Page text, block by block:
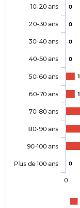
0
0
0
0
1
1
0
10-20 ans
20-30 ans
30-40 ans
40-50 ans
50-60 ans
60-70 ans
70-80 ans
80-90 ans
90-100 ans
Plus de 100 ans
0